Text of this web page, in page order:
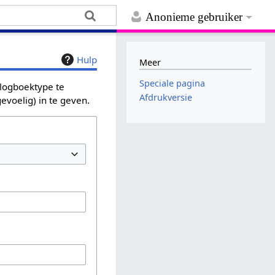
Anonieme gebruiker
Hulp
te
in te geven.
Meer
Speciale pagina
Afdrukversie